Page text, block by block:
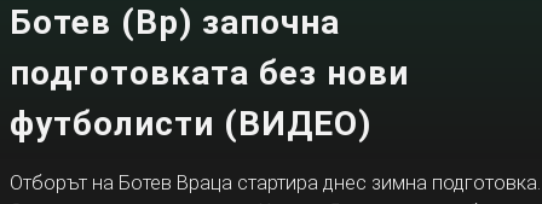
Ботев (Вр) започна
подготовката без нови
футболисти (ВИДЕО)
Отборът на Ботев Враца стартира днес зимна подготовка.